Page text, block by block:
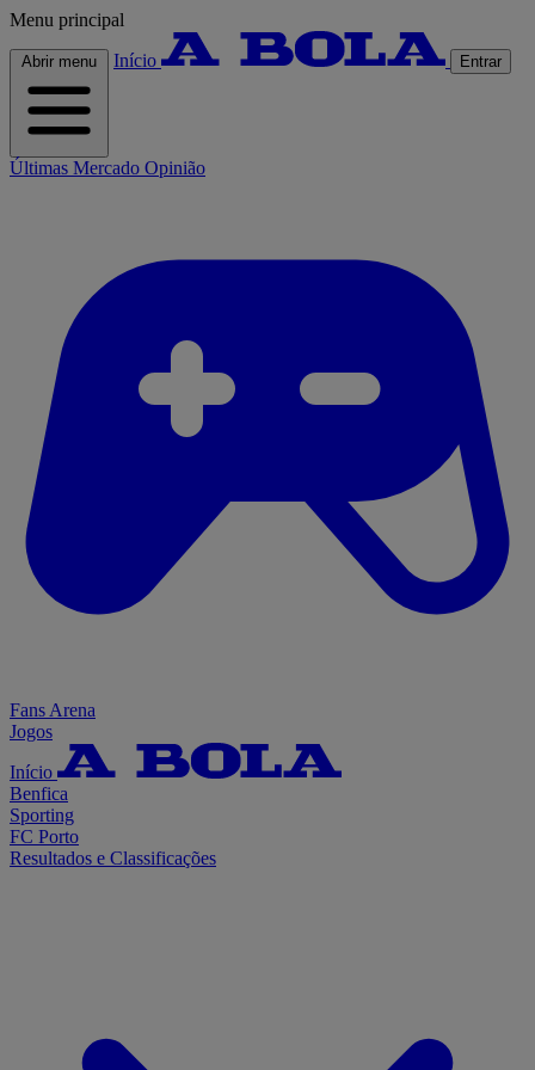
Menu principal
Abrir menu Início Entrar
Últimas Mercado Opinião
Fans Arena
Jogos
Início
Benfica
Sporting
FC Porto
Resultados e Classificações